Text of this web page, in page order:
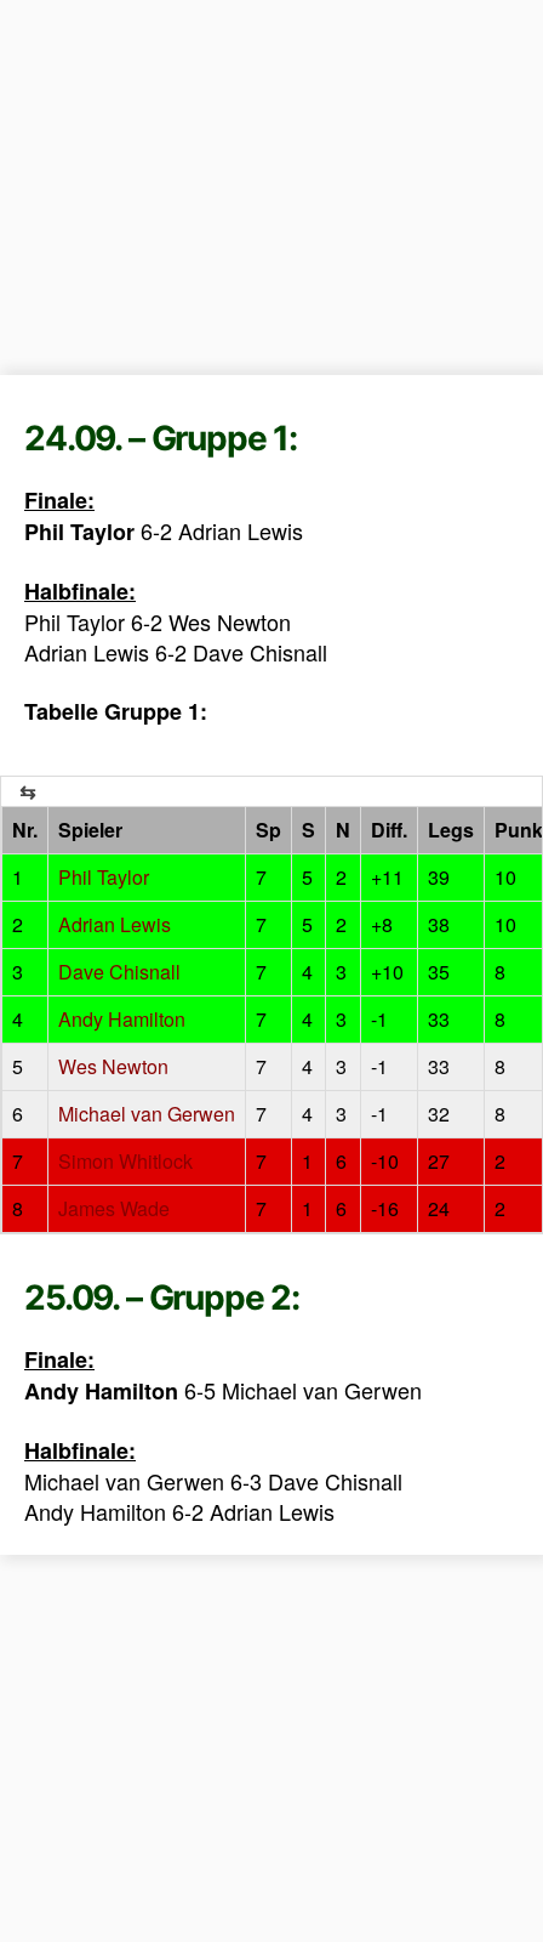
24.09. – Gruppe 1:
Finale:
Phil Taylor6-2 Adrian Lewis
Halbfinale:
Phil Taylor 6-2 Wes Newton
Adrian Lewis 6-2 Dave Chisnall
Tabelle Gruppe 1:
Nr. Spieler Sp S N Diff. Legs
1
Phil Taylor 7 5 2 +11 39
10
2
Adrian Lewis 7 5 2 +8 38
10
3
Dave Chisnall 7 4 3 +10 35
8
4
Andy Hamilton 7 4 3 -1 33
8
5
Wes Newton 7 4 3 -1 33
8
6
Michael van Gerwen 7 4 3 -1 32
8
7
Simon Whitlock 7 1 6 -10 27
2
8
James Wade 7 1 6 -16 24 2
25.09. – Gruppe 2:
Finale:
Andy Hamilton 6-5 Michael van Gerwen
Halbfinale:
Michael van Gerwen 6-3 Dave Chisnall
Andy Hamilton 6-2 Adrian Lewis